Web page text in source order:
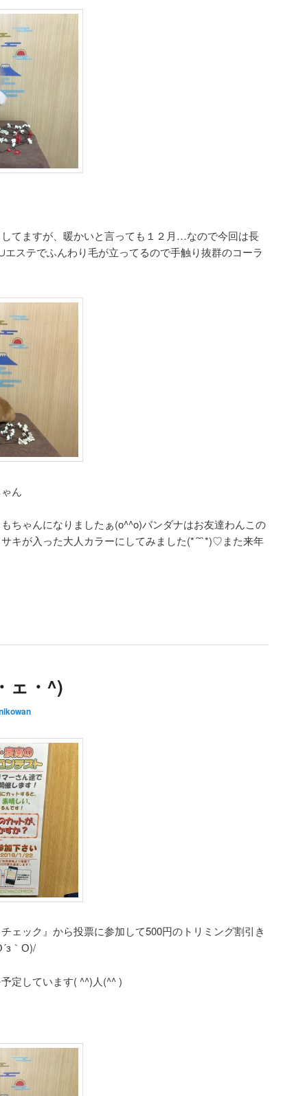
てますが、暖かいと言っても１２月…なので今回は長
ステでふんわり毛が立ってるので手触り抜群のコーラ
ん
ちゃんになりましたぁ(o^^o)バンダナはお友達わんこの
キが入った大人カラーにしてみました(*´˘`*)♡また来年
ェ・^)
ェック』から投票に参加して500円のトリミング割引き
｀О)/
定しています( ^^)人(^^ )